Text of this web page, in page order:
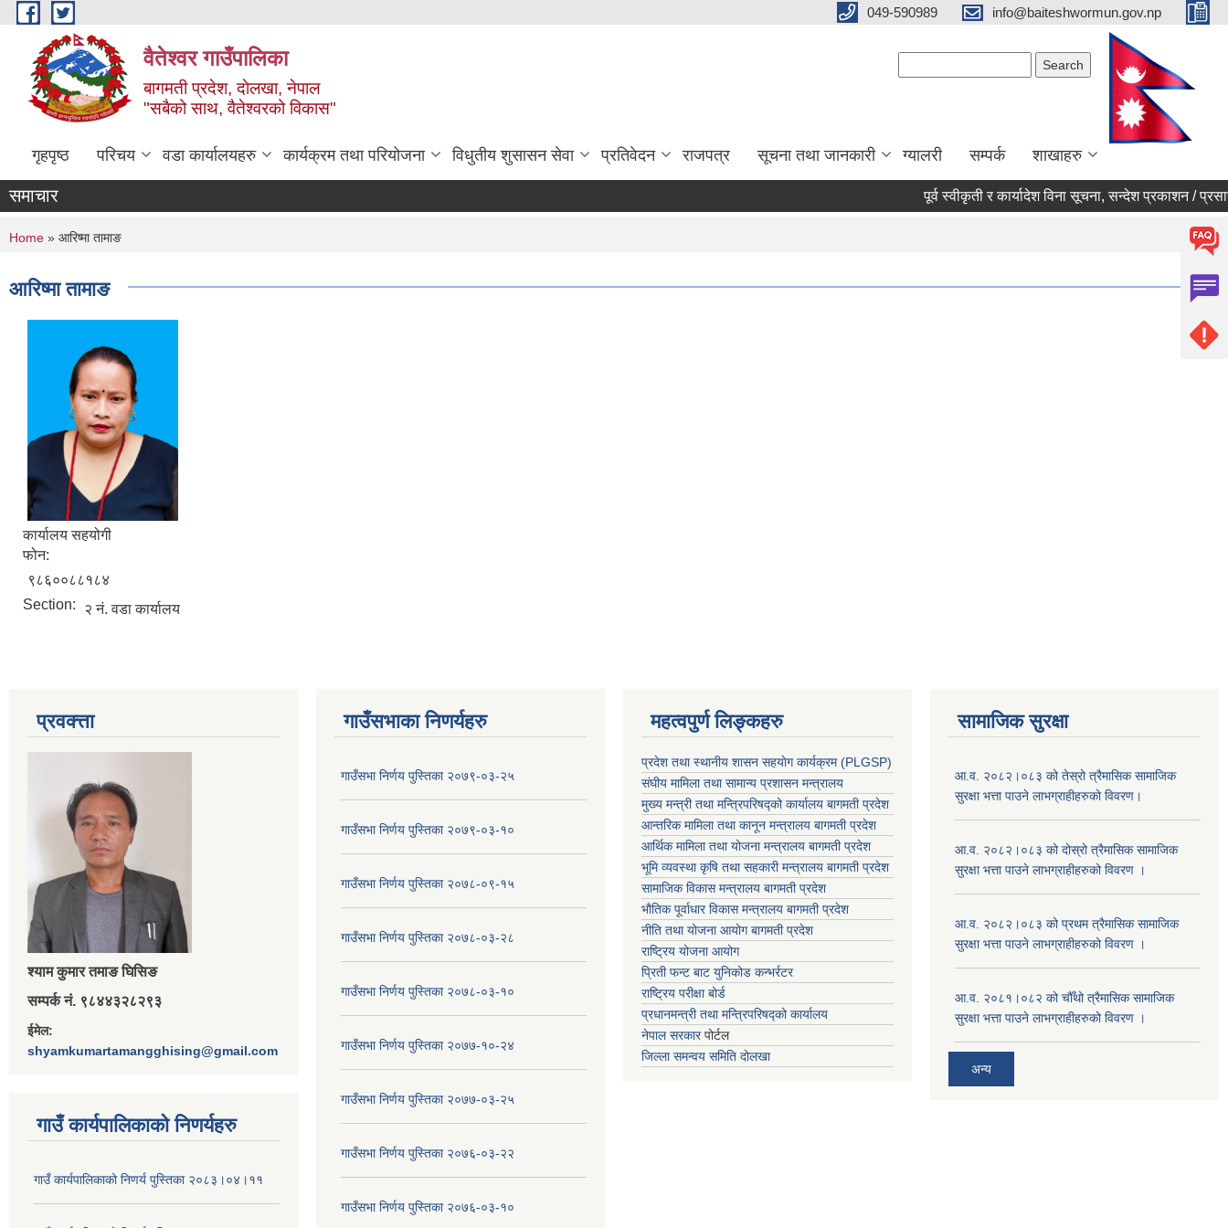
Skip to main content 049-590989 info@baiteshwormun.gov.np
वैतेश्वर गाउँपालिका
बागमती प्रदेश, दाेलखा, नेपाल
"सबैको साथ, वैतेश्वरको विकास"
गृहपृष्ठ परिचय वडा कार्यालयहरु कार्यक्रम तथा परियोजना विधुतीय शुसासन सेवा प्रतिवेदन राजपत्र सूचना तथा जानकारी ग्यालरी सम्पर्क शाखाहरु
समाचार पूर्व स्वीकृती र कार्यादेश विना सूचना, सन्देश प्रकाशन / प्रसारण
You are here
Home » आरिष्मा तामाङ
आरिष्मा तामाङ
कार्यालय सहयोगी
फोन:
९८६००८८१८४
Section:
२ नं. वडा कार्यालय
प्रवक्त्ता
श्‍याम कुमार तमाङ घिसिङ
सम्पर्क नं. ९८४४३२८२९३
ईमेल:
shyamkumartamangghising@gmail.com
गाउँ कार्यपालिकाकाे निणर्यहरु
गाउँ कार्यपालिकाको निणर्य पुस्तिका २०८३।०४।११
गाउँसभाका निणर्यहरु
गाउँसभा निर्णय पुस्तिका २०७९-०३-२५
गाउँसभा निर्णय पुस्तिका २०७९-०३-१०
गाउँसभा निर्णय पुस्तिका २०७८-०९-१५
गाउँसभा निर्णय पुस्तिका २०७८-०३-२८
गाउँसभा निर्णय पुस्तिका २०७८-०३-१०
गाउँसभा निर्णय पुस्तिका २०७७-१०-२४
गाउँसभा निर्णय पुस्तिका २०७७-०३-२५
गाउँसभा निर्णय पुस्तिका २०७६-०३-२२
गाउँसभा निर्णय पुस्तिका २०७६-०३-१०
महत्वपुर्ण लिङ्कहरु
प्रदेश तथा स्थानीय शासन सहयाेग कार्यक्रम (PLGSP)
संघीय मामिला तथा सामान्य प्रशासन मन्त्रालय
मुख्य मन्त्री तथा मन्त्रिपरिषद्को कार्यालय बागमती प्रदेश
आन्तरिक मामिला तथा कानून मन्त्रालय बागमती प्रदेश
आर्थिक मामिला तथा योजना मन्त्रालय बागमती प्रदेश
भूमि व्यवस्था कृषि तथा सहकारी मन्त्रालय बागमती प्रदेश
सामाजिक विकास मन्त्रालय बागमती प्रदेश
भौतिक पूर्वाधार विकास मन्त्रालय बागमती प्रदेश
नीति तथा योजना आयोग बागमती प्रदेश
राष्ट्रिय योजना आयोग
प्रिती फन्ट बाट युनिकोड कन्भर्रटर
राष्ट्रिय परीक्षा बोर्ड
प्रधानमन्त्री तथा मन्त्रिपरिषद्को कार्यालय
नेपाल सरकारपोर्टल
जिल्ला समन्वय समिति दोलखा
सामाजिक सुरक्षा
आ.व. २०८२।०८३ को तेस्रो त्रैमासिक सामाजिक
सुरक्षा भत्ता पाउने लाभग्राहीहरुको विवरण।
आ.व. २०८२।०८३ को दोस्रो त्रैमासिक सामाजिक
सुरक्षा भत्ता पाउने लाभग्राहीहरुको विवरण ।
आ.व. २०८२।०८३ को प्रथम त्रैमासिक सामाजिक
सुरक्षा भत्ता पाउने लाभग्राहीहरुको विवरण ।
आ.व. २०८१।०८२ को चौँथो त्रैमासिक सामाजिक
सुरक्षा भत्ता पाउने लाभग्राहीहरुको विवरण ।
अन्य